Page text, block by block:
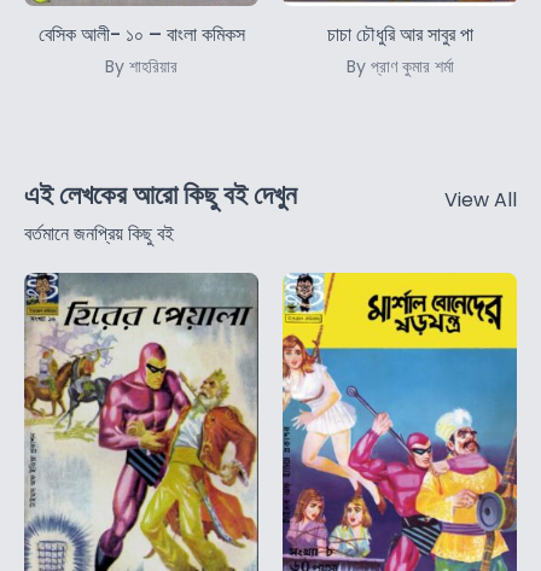
বেসিক আলী- ১০ – বাংলা কমিকস
By শাহরিয়ার
চাচা চৌধুরি আর সাবুর পা
By প্রাণ কুমার শর্মা
এই লেখকের আরো কিছু বই দেখুন
বর্তমানে জনপ্রিয় কিছু বই
View All